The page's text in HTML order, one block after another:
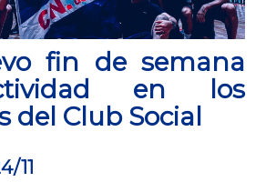
fin de semana
en los
del Club Social
11